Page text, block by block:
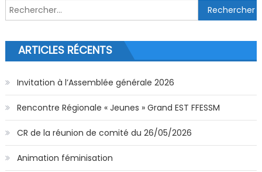
Rechercher :
ARTICLES RÉCENTS
Invitation à l’Assemblée générale 2026
Rencontre Régionale « Jeunes » Grand EST FFESSM
CR de la réunion de comité du 26/05/2026
Animation féminisation